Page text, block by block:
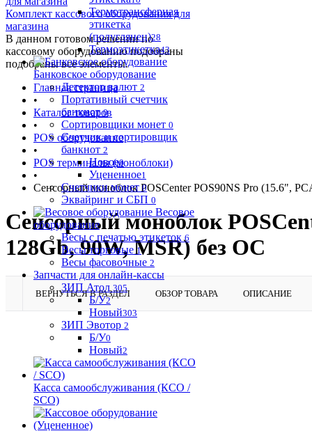
Термотрансферная
этикетка
(полуглянец)28
Термоэтикетка43
Банковское оборудование
Детектор валют 2
Портативный счетчик
банкнот 0
Сортировщики монет 0
Счетчик и сортировщик
банкнот 2
Новое0
Уцененное1
Счетчики монет 0
Эквайринг и СБП 0
Весовое
оборудование
Весы с печатью этикеток 6
Весы торговые 1
Весы фасовочные 2
Запчасти для онлайн-кассы
ЗИП Атол 305
Б/У2
Новый303
ЗИП Эвотор 2
Б/У0
Новый2
Касса самообслуживания (КСО /
SCO)
Комплект кассового оборудования для
магазина
В данном готовом решении по
кассовому оборудованию подобраны
подобраны все элементы.
Главная страница
•
Каталог товаров
•
POS оборудование
•
POS терминалы (моноблоки)
•
Сенсорный моноблок POSCenter POS90NS Pro (15.6",
Сенсорный моноблок
128Gb, 90W, MSR) без ОС
ВЕРНУТЬСЯ В РАЗДЕЛ ОБЗОР ТОВАРА ОПИСАНИЕ